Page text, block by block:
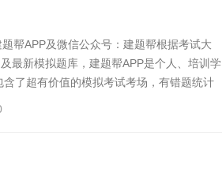
帮APP及微信公众号：建题帮根据考试大
最新模拟题库，建题帮APP是个人、培训学
了超有价值的模拟考试考场，有错题统计
以及考试趋势...